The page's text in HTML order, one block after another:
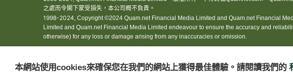
金則傾向部署25,800點水平的貼價熊證
信證熱門牛熊證：恒指牛證
(68286) ，
PCB板塊早段顯著上揚，消息面上，
達375億美元，較此前預測上調38%。
錄連升4日；建滔積層板(01888)更飆逾
勝宏認購證 (16039)，行使價500元，27
本網站使用cookies來確保您在我們的網站上獲得最佳體驗。 請閱讀我們的
之處而令閣下蒙受損失，本公司概不負責。
1998-2024, Copyright ©2024 Quam.net Financial Media Limited and Quam.net Financial
Limited and Quam.net Financial Media Limited endeavour to ensure the accuracy and
otherwise) for any loss or damage arising from any inaccuracies or omission.
香港干諾道中111號永安中心5樓華富財經媒體有限公司